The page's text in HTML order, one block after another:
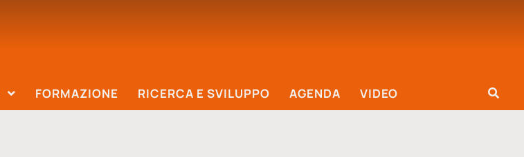
FORMAZIONE RICERCA E SVILUPPO AGENDA VIDEO